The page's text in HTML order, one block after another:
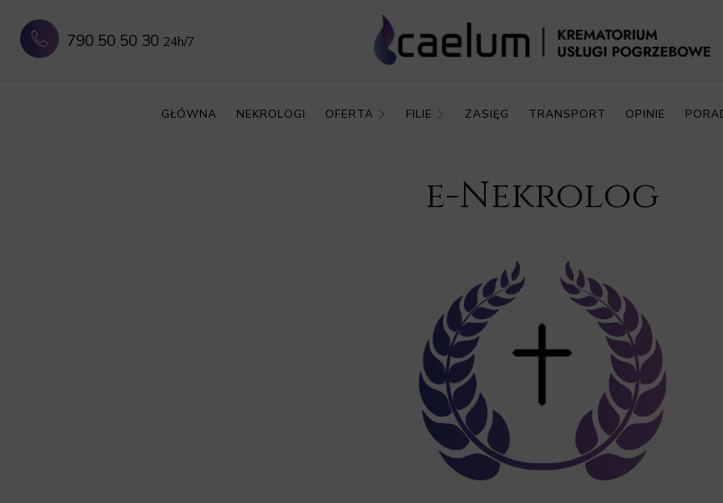
790 50 50 30 24h/7
GŁÓWNA NEKROLOGI OFERTA FILIE ZASIĘG TRANSPORT OPINIE
e-Nekrolog